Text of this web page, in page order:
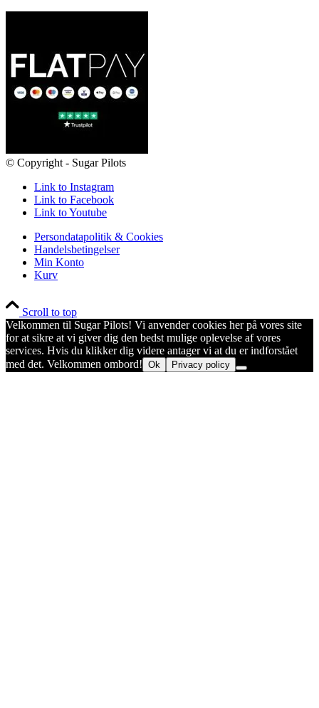
© Copyright - Sugar Pilots
Link to Instagram
Link to Facebook
Link to Youtube
Persondatapolitik & Cookies
Handelsbetingelser
Min Konto
Kurv
Scroll to top
Velkommen til Sugar Pilots! Vi anvender cookies her på vores site
for at sikre at vi giver dig den bedst mulige oplevelse af vores
services. Hvis du klikker dig videre antager vi at du er indforstået
med det. Velkommen ombord! Ok Privacy policy